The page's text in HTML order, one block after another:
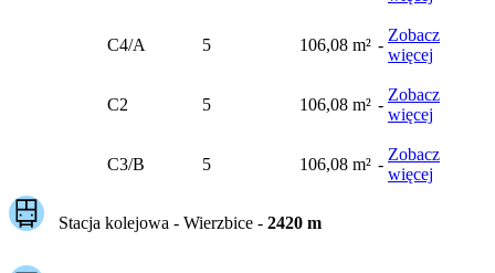
C4/A 5 106,08 m² -
Zobacz
więcej
C2 5 106,08 m² -
Zobacz
więcej
C3/B 5 106,08 m² -
Zobacz
więcej
Stacja kolejowa - Wierzbice- 2420m